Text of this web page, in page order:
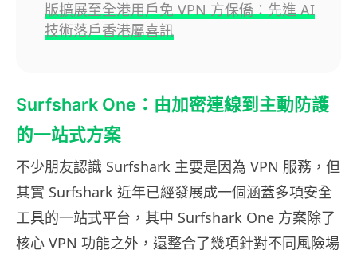
版擴展至全港用戶免 VPN 方保僑：先進 AI
技術落戶香港屬喜訊
Surfshark One：由加密連線到主動防護
的一站式方案
不少朋友認識 Surfshark 主要是因為 VPN 服務，但
其實 Surfshark 近年已經發展成一個涵蓋多項安全
工具的一站式平台，其中 Surfshark One 方案除了
核心 VPN 功能之外，還整合了幾項針對不同風險場